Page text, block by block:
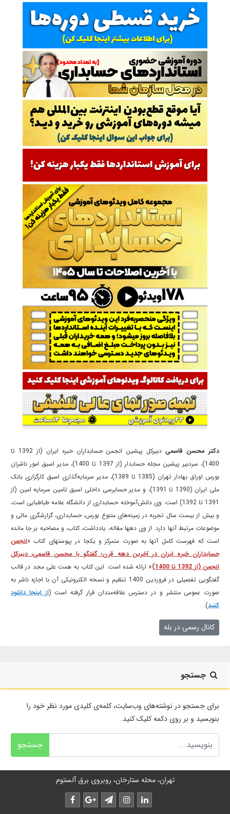
دکتر محسن قاسمی
دبیرکل پیشین انجمن حسابداران خبره ایران (از 1392 تا
1400)، سردبیر پیشین مجله حسابدار (از 1397 تا 1400)، مدیر اسبق امور ناشران
بورس اوراق بهادار تهران (1385 تا 1389)، مدیر سرمایه‌گذاری اسبق کارگزاری بانک
ملی ایران (1390 تا 1391)، و مدیر حسابرسی داخلی اسبق تامین سرمایه امین (از
1391 تا 1392) است. وی دانش‌آموخته حسابداری از دانشگاه علامه طباطبایی است،
و بیش از بیست سال تجربه در زمینه‌های متنوع بورس، حسابداری، گزارشگری مالی و
موضوعات مرتبط آنها دارد. از وی دهها مقاله، یادداشت، کتاب، و مصاحبه بر جا مانده
است که فهرست کامل آنها به صورت متمرکز و یکجا در پیوستهای کتاب «انجمن
حسابداران خبره ایران در آخرین دهه قرن؛ گفتگو با محسن قاسمی، دبیرکل
انجمن (از 1392 تا 1400)
» ارائه شده است. این کتاب به همت علی مجد در قالب
گفتگویی تفصیلی در فروردین 1400 تنظیم و نسخه الکترونیکی آن با اجازه ناشر به
صورت عمومی منتشر و در دسترس علاقه‌مندان قرار گرفته است (از اینجا دانلود
کنید).
کانال رسمی در بله
جستجو
برای جستجو در نوشته‌های وب‌سایت، کلمه‌ی کلیدی مورد نظر خود را
بنویسید و بر روی دکمه کلیک کنید.
جستجو
تهران، محله ستارخان، روبروی برق آلستوم